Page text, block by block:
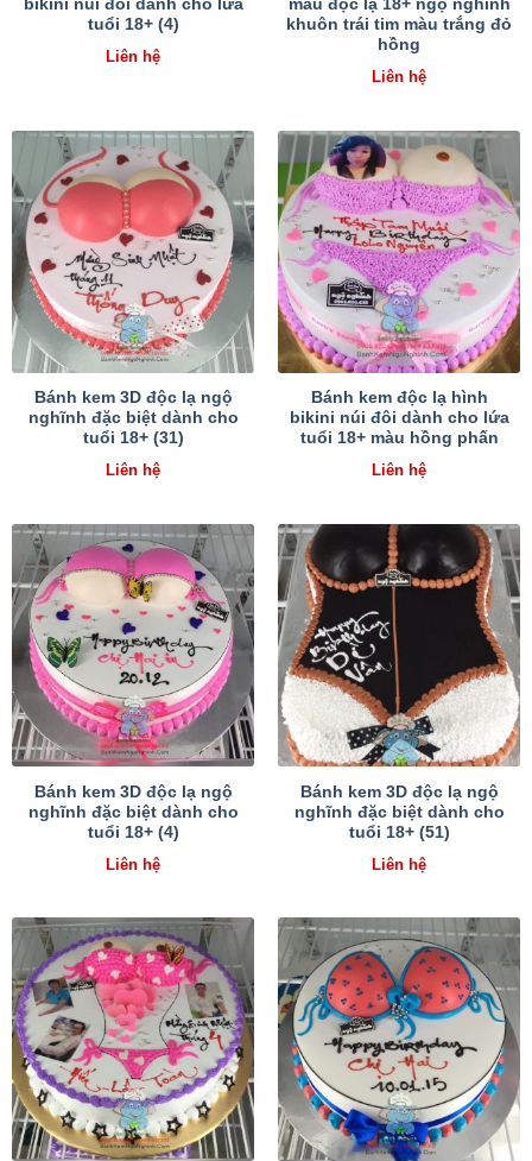
bikini núi đôi dành cho lứa
tuổi 18+ (4)
Liên hệ
mẫu độc lạ 18+ ngộ nghĩnh
khuôn trái tim màu trắng đỏ
hồng
Liên hệ
Bánh kem 3D độc lạ ngộ
nghĩnh đặc biệt dành cho
tuổi 18+ (31)
Liên hệ
Bánh kem độc lạ hình
bikini núi đôi dành cho lứa
tuổi 18+ màu hồng phấn
Liên hệ
Bánh kem 3D độc lạ ngộ
nghĩnh đặc biệt dành cho
tuổi 18+ (4)
Liên hệ
Bánh kem 3D độc lạ ngộ
nghĩnh đặc biệt dành cho
tuổi 18+ (51)
Liên hệ